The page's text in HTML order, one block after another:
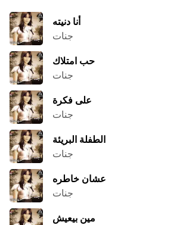
أنا دنيته
جنات
حب امتلاك
جنات
على فكرة
جنات
الطفلة البريئة
جنات
عشان خاطره
جنات
مين بيعيش